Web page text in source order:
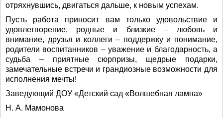
отряхнувшись, двигаться дальше, к новым успехам.
Пусть работа приносит вам только удовольствие и
удовлетворение, родные и близкие – любовь и
внимание, друзья и коллеги – поддержку и понимание,
родители воспитанников – уважение и благодарность, а
судьба – приятные сюрпризы, щедрые подарки,
замечательные встречи и грандиозные возможности для
исполнения мечты!
Заведующий ДОУ «Детский сад «Волшебная лампа»
Н. А. Мамонова